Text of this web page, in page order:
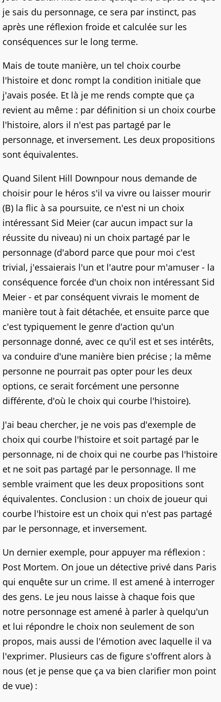
je sais du personnage, ce sera par instinct, pas
après une réflexion froide et calculée sur les
conséquences sur le long terme.
Mais de toute manière, un tel choix courbe
l'histoire et donc rompt la condition initiale que
j'avais posée. Et là je me rends compte que ça
revient au même : par définition si un choix courbe
l'histoire, alors il n'est pas partagé par le
personnage, et inversement. Les deux propositions
sont équivalentes.
Quand Silent Hill Downpour nous demande de
choisir pour le héros s'il va vivre ou laisser mourir
(B) la flic à sa poursuite, ce n'est ni un choix
intéressant Sid Meier (car aucun impact sur la
réussite du niveau) ni un choix partagé par le
personnage (d'abord parce que pour moi c'est
trivial, j'essaierais l'un et l'autre pour m'amuser - la
conséquence forcée d'un choix non intéressant Sid
Meier - et par conséquent vivrais le moment de
manière tout à fait détachée, et ensuite parce que
c'est typiquement le genre d'action qu'un
personnage donné, avec ce qu'il est et ses intérêts,
va conduire d'une manière bien précise ; la même
personne ne pourrait pas opter pour les deux
options, ce serait forcément une personne
différente, d'où le choix qui courbe l'histoire).
J'ai beau chercher, je ne vois pas d'exemple de
choix qui courbe l'histoire et soit partagé par le
personnage, ni de choix qui ne courbe pas l'histoire
et ne soit pas partagé par le personnage. Il me
semble vraiment que les deux propositions sont
équivalentes. Conclusion : un choix de joueur qui
courbe l'histoire est un choix qui n'est pas partagé
par le personnage, et inversement.
Un dernier exemple, pour appuyer ma réflexion :
Post Mortem. On joue un détective privé dans Paris
qui enquête sur un crime. Il est amené à interroger
des gens. Le jeu nous laisse à chaque fois que
notre personnage est amené à parler à quelqu'un
et lui répondre le choix non seulement de son
propos, mais aussi de l'émotion avec laquelle il va
l'exprimer. Plusieurs cas de figure s'offrent alors à
nous (et je pense que ça va bien clarifier mon point
de vue) :